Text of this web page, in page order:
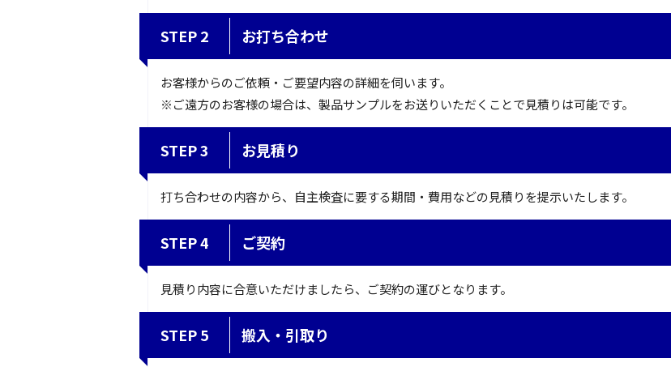
STEP 2 お打ち合わせ
お客様からのご依頼・ご要望内容の詳細を伺います。
※ご遠方のお客様の場合は、製品サンプルをお送りいただくことで見積りは可能です。
STEP 3 お見積り
打ち合わせの内容から、自主検査に要する期間・費用などの見積りを提示いたします。
STEP 4 ご契約
見積り内容に合意いただけましたら、ご契約の運びとなります。
STEP 5 搬入・引取り